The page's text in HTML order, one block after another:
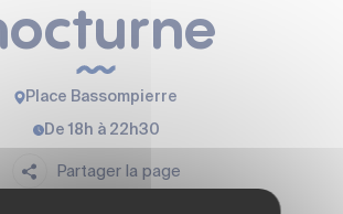
Place Bassompierre
De 18h à 22h30
Partager la page